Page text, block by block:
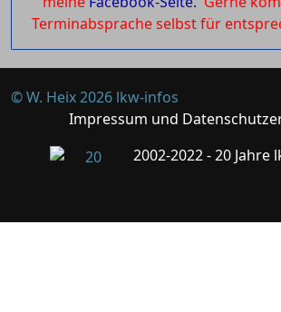
Terminabsprache selbst für
© W. Heix 2026 lkw-infos
Impressum und
2002-2022 - 20 Jahre